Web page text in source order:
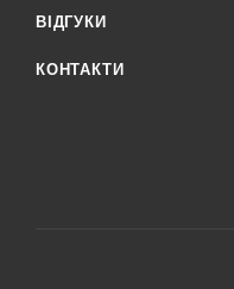
ВІДГУКИ
КОНТАКТИ